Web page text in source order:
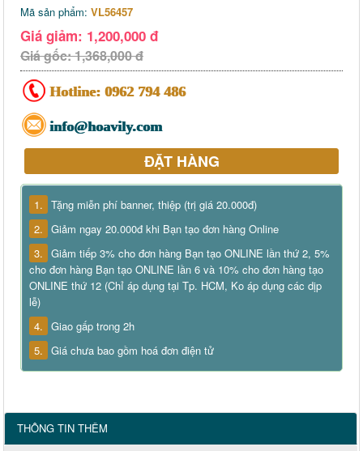
Mã sản phẩm: VL56457
Giá giảm: 1,200,000 đ
Giá gốc: 1,368,000 đ
Hotline: 0962 794 486
info@hoavily.com
ĐẶT HÀNG
1. Tặng miễn phí banner, thiệp (trị giá 20.000đ)
2. Giảm ngay 20.000đ khi Bạn tạo đơn hàng Online
3. Giảm tiếp 3% cho đơn hàng Bạn tạo ONLINE lần thứ 2, 5%
cho đơn hàng Bạn tạo ONLINE lần 6 và 10% cho đơn hàng tạo
ONLINE thứ 12 (Chỉ áp dụng tại Tp. HCM, Ko áp dụng các dịp
lễ)
4. Giao gấp trong 2h
5. Giá chưa bao gồm hoá đơn điện tử
THÔNG TIN THÊM